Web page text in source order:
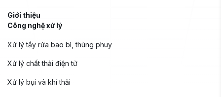
Giới thiệu
Công nghệ xử lý
Xử lý tẩy rửa bao bì, thùng phuy
Xử lý chất thải điện tử
Xử lý bụi và khí thải